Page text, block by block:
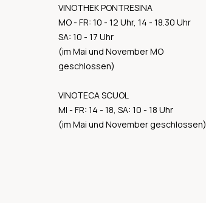
VINOTHEK PONTRESINA
MO - FR: 10 - 12 Uhr, 14 - 18.30 Uhr
SA: 10 - 17 Uhr
(im Mai und November MO
geschlossen)
VINOTECA SCUOL
MI - FR: 14 - 18, SA: 10 - 18 Uhr
(im Mai und November geschlossen)